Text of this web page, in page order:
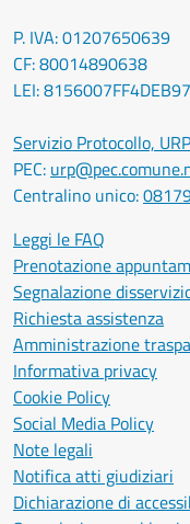
P. IVA: 01207650639
CF: 80014890638
LEI:
Servizio Protocollo,
PEC:
Centralino unico:
Leggi le FAQ
Prenotazione
Segnalazione
Richiesta assistenza
Amministrazione
Informativa privacy
Cookie Policy
Social Media Policy
Note legali
Notifica atti giudiziari
Dichiarazione di